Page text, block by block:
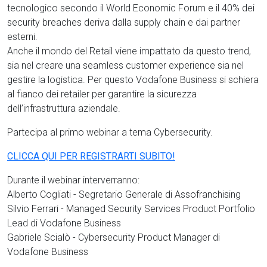
tecnologico secondo il World Economic Forum e il 40% dei
security breaches deriva dalla supply chain e dai partner
esterni.
Anche il mondo del Retail viene impattato da questo trend,
sia nel creare una seamless customer experience sia nel
gestire la logistica. Per questo Vodafone Business si schiera
al fianco dei retailer per garantire la sicurezza
dell’infrastruttura aziendale.
Partecipa al primo webinar a tema Cybersecurity.
CLICCA QUI PER REGISTRARTI SUBITO!
Durante il webinar interverranno:
Alberto Cogliati - Segretario Generale di Assofranchising
Silvio Ferrari - Managed Security Services Product Portfolio
Lead di Vodafone Business
Gabriele Scialò - Cybersecurity Product Manager di
Vodafone Business